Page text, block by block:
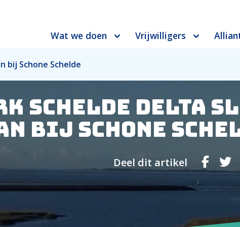
Wat we doen Vrijwilligers
bij Schone Schelde
Schelde Delta
bij Schone
Deel dit artikel